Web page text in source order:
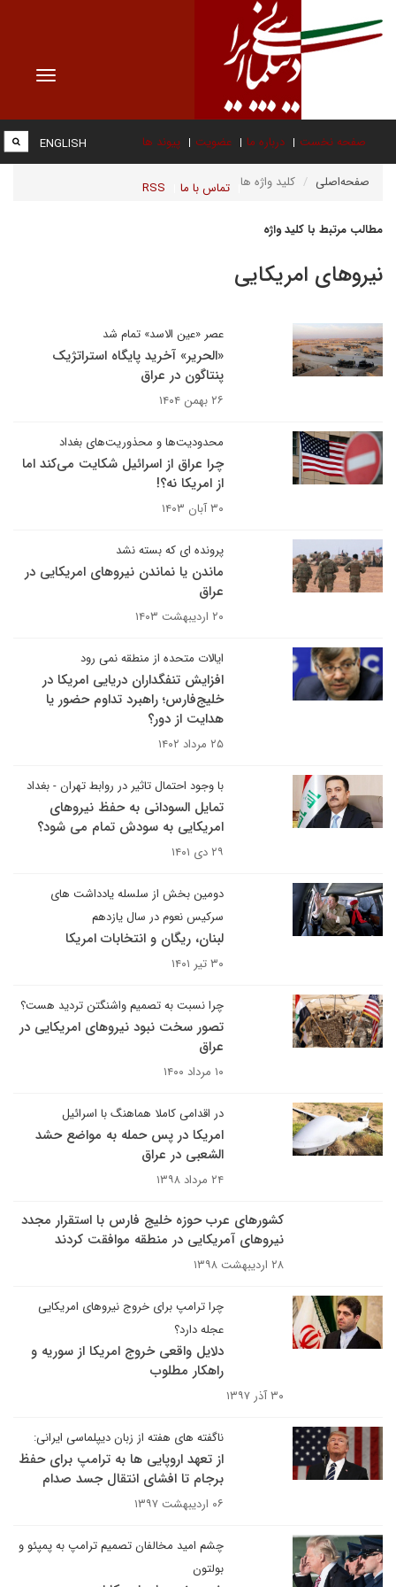
Toggle
صفحه نخست درباره ما عضویت پیوند ها
تماس با ما RSS
ENGLISH
صفحه‌اصلی کلید واژه ها
مطالب مرتبط با کلید واژه
نیروهای امریکایی
عصر «عین الاسد» تمام شد
«الحریر» آخرید پایگاه استراتژیک
پنتاگون در عراق
۲۶ بهمن ۱۴۰۴
محدودیت‌ها و محذوریت‌های بغداد
چرا عراق از اسرائیل شکایت می‌کند اما
از امریکا نه؟!
۳۰ آبان ۱۴۰۳
پرونده ای که بسته نشد
ماندن یا نماندن نیروهای امریکایی در
عراق
۲۰ اردیبهشت ۱۴۰۳
ایالات متحده از منطقه نمی رود
افزایش تنفگداران دریایی امریکا در
خلیج‌فارس؛ راهبرد تداوم حضور یا
هدایت از دور؟
۲۵ مرداد ۱۴۰۲
با وجود احتمال تاثیر در روابط تهران - بغداد
تمایل السودانی به حفظ نیروهای
امریکایی به سودش تمام می شود؟
۲۹ دی ۱۴۰۱
دومین بخش از سلسله یادداشت های
سرکیس نعوم در سال یازدهم
لبنان، ریگان و انتخابات امریکا
۳۰ تیر ۱۴۰۱
چرا نسبت به تصمیم واشنگتن تردید هست؟
تصور سخت نبود نیروهای امریکایی در
عراق
۱۰ مرداد ۱۴۰۰
در اقدامی کاملا هماهنگ با اسرائیل
امریکا در پس حمله به مواضع حشد
الشعبی در عراق
۲۴ مرداد ۱۳۹۸
کشورهای عرب حوزه خلیج فارس با استقرار مجدد
نیروهای آمریکایی در منطقه موافقت کردند
۲۸ اردیبهشت ۱۳۹۸
چرا ترامپ برای خروج نیروهای امریکایی
عجله دارد؟
دلایل واقعی خروج امریکا از سوریه و
راهکار مطلوب
۳۰ آذر ۱۳۹۷
ناگفته های هفته از زبان دیپلماسی ایرانی:
از تعهد اروپایی ها به ترامپ برای حفظ
برجام تا افشای انتقال جسد صدام
۰۶ اردیبهشت ۱۳۹۷
چشم امید مخالفان تصمیم ترامپ به پمپئو و
بولتون